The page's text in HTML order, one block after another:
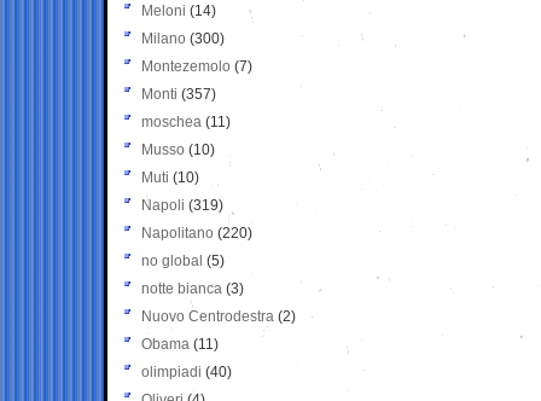
Meloni (14)
Milano (300)
Montezemolo (7)
Monti (357)
moschea (11)
Musso (10)
Muti (10)
Napoli (319)
Napolitano (220)
no global (5)
notte bianca (3)
Nuovo Centrodestra (2)
Obama (11)
olimpiadi (40)